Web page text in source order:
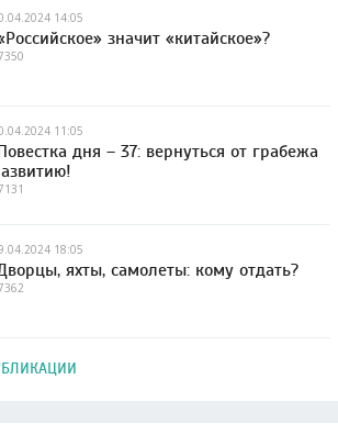
14:05
значит «китайское»?
11:05
дня – 37: вернуться от грабежа
18:05
яхты, самолеты: кому отдать?